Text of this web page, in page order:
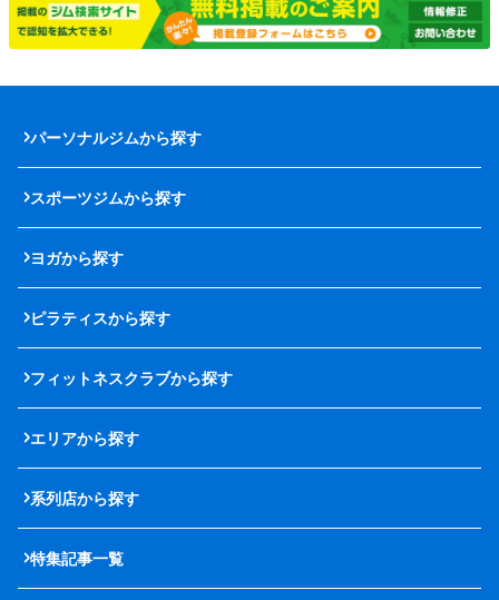
パーソナルジムから探す
スポーツジムから探す
ヨガから探す
ピラティスから探す
フィットネスクラブから探す
エリアから探す
系列店から探す
特集記事一覧